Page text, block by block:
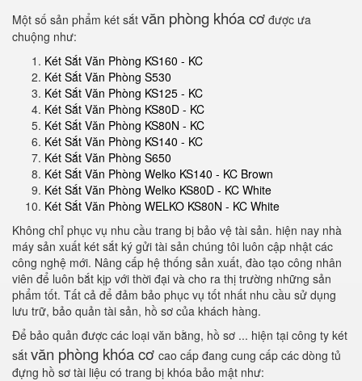
Một số sản phẩm két sắt văn phòng khóa cơ được ưa
chuộng như:
Két Sắt Văn Phòng KS160 - KC
Két Sắt Văn Phòng S530
Két Sắt Văn Phòng KS125 - KC
Két Sắt Văn Phòng KS80D - KC
Két Sắt Văn Phòng KS80N - KC
Két Sắt Văn Phòng KS140 - KC
Két Sắt Văn Phòng S650
Két Sắt Văn Phòng Welko KS140 - KC Brown
Két Sắt Văn Phòng Welko KS80D - KC White
Két Sắt Văn Phòng WELKO KS80N - KC White
Không chỉ phục vụ nhu cầu trang bị bảo vệ tài sản. hiện nay nhà
máy sản xuất két sắt ký gửi tài sản chúng tôi luôn cập nhật các
công nghệ mới. Nâng cấp hệ thống sản xuất, đào tạo công nhân
viên để luôn bắt kịp với thời đại và cho ra thị trường những sản
phẩm tốt. Tất cả để đảm bảo phục vụ tốt nhất nhu cầu sử dụng
lưu trữ, bảo quản tài sản, hồ sơ của khách hàng.
Để bảo quản được các loại văn bằng, hồ sơ ... hiện tại công ty két
sắt văn phòng khóa cơ cao cấp đang cung cấp các dòng tủ
đựng hồ sơ tài liệu có trang bị khóa bảo mật như: